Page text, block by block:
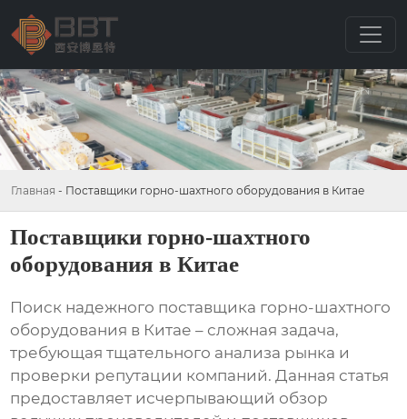
Главная - Поставщики горно-шахтного оборудования в Китае
Поставщики горно-шахтного
оборудования в Китае
Поиск надежного поставщика горно-шахтного
оборудования в Китае – сложная задача,
требующая тщательного анализа рынка и
проверки репутации компаний. Данная статья
предоставляет исчерпывающий обзор